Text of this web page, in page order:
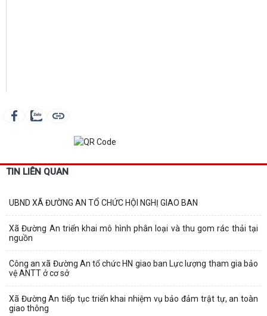
TIN LIÊN QUAN
UBND XÃ ĐƯỜNG AN TỔ CHỨC HỘI NGHỊ GIAO BAN
Xã Đường An triển khai mô hình phân loại và thu gom rác thải tại
nguồn
Công an xã Đường An tổ chức HN giao ban Lực lượng tham gia bảo
vệ ANTT ở cơ sở
Xã Đường An tiếp tục triển khai nhiệm vụ bảo đảm trật tự, an toàn
giao thông